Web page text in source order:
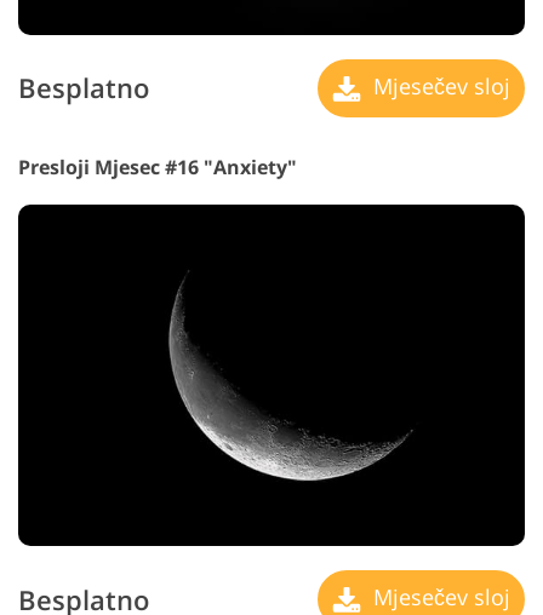
Besplatno Mjesečev sloj
Presloji Mjesec #16 "Anxiety"
Besplatno Mjesečev sloj